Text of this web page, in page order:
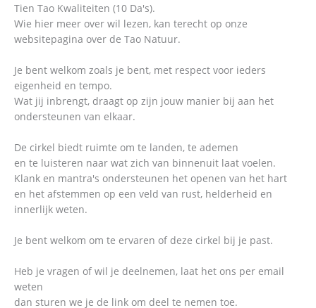
Tien Tao Kwaliteiten (10 Da's).
Wie hier meer over wil lezen, kan terecht op onze
websitepagina over de Tao Natuur.
Je bent welkom zoals je bent, met respect voor ieders
eigenheid en tempo.
Wat jij inbrengt, draagt op zijn jouw manier bij aan het
ondersteunen van elkaar.
De cirkel biedt ruimte om te landen, te ademen
en te luisteren naar wat zich van binnenuit laat voelen.
Klank en mantra's ondersteunen het openen van het hart
en het afstemmen op een veld van rust, helderheid en
innerlijk weten.
Je bent welkom om te ervaren of deze cirkel bij je past.
Heb je vragen of wil je deelnemen, laat het ons per email
weten
dan sturen we je de link om deel te nemen toe.